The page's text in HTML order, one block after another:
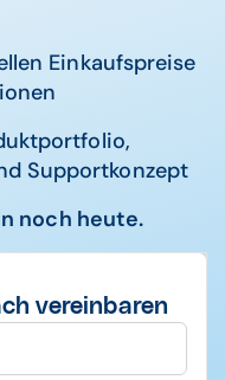
Einkaufspreise
Supportkonzept
noch heute.
vereinbaren